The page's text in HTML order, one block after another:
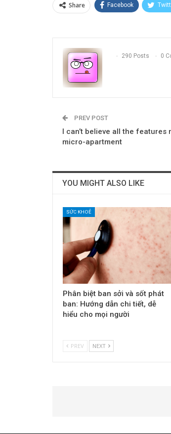
Share Facebook
290 Posts 0
PREV POST
I can’t believe all the features
micro-apartment
YOU MIGHT ALSO LIKE
SỨC KHOẺ
Phân biệt ban sởi và sốt phát
ban: Hướng dẫn chi tiết, dễ
hiểu cho mọi người
PREV NEXT